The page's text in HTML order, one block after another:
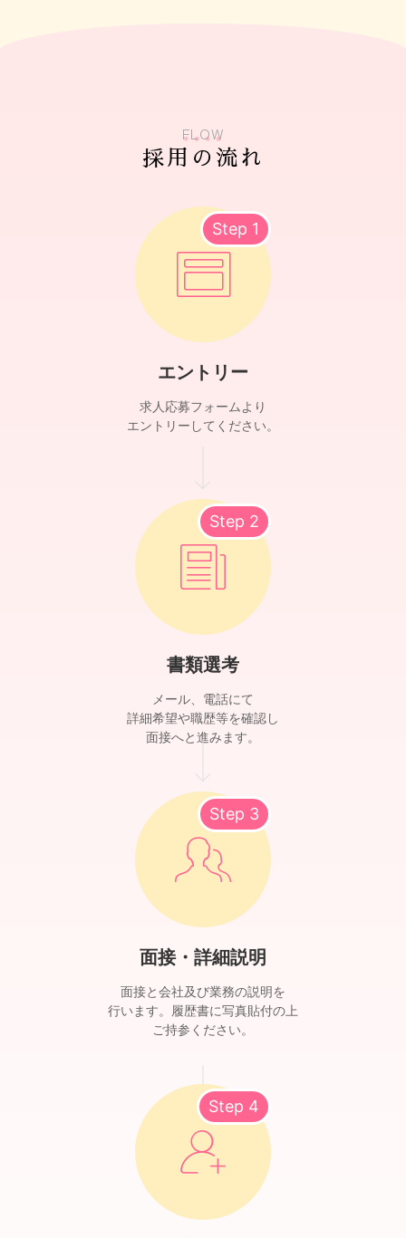
FLOW
採用の流れ
Step 1
エントリー
求人応募フォームより
エントリーしてください。
Step 2
書類選考
メール、電話にて
詳細希望や職歴等を確認し
面接へと進みます。
Step 3
面接・詳細説明
面接と会社及び業務の説明を
行います。履歴書に写真貼付の上
ご持参ください。
Step 4